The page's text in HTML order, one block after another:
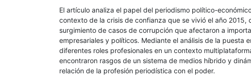
El artículo analiza el papel del periodismo político-
contexto de la crisis de confianza que se vivió el año 2015,
surgimiento de casos de corrupción que afectaron a
empresariales y políticos. Mediante el análisis de la puesta
diferentes roles profesionales en un contexto
encontraron rasgos de un sistema de medios híbrido y
relación de la profesión periodística con el poder.